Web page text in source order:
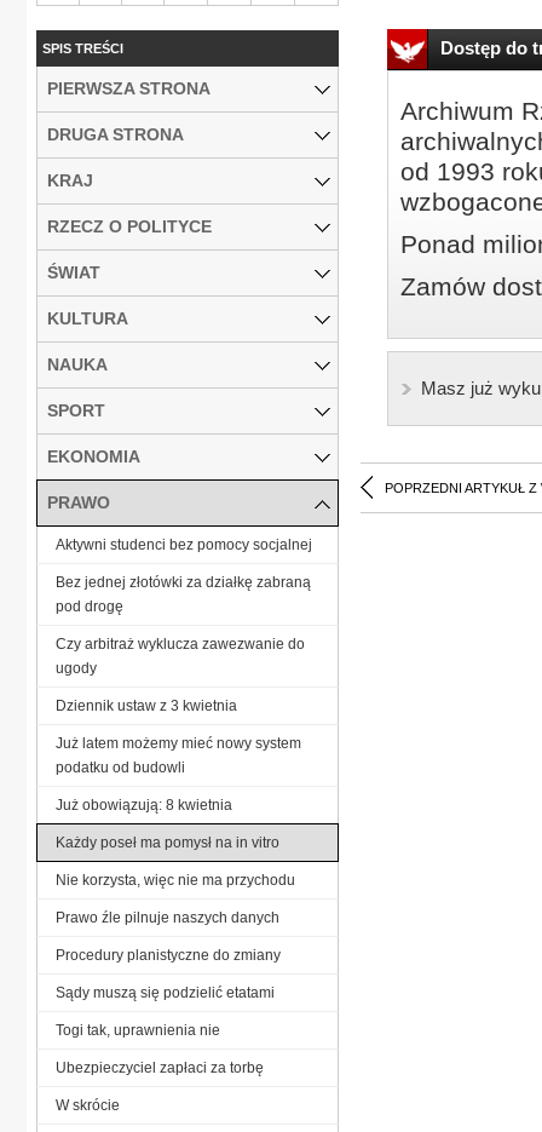
Dostęp do
Archiwum
od 1993
Ponad
Zamów
Masz już
POPRZEDNI ARTYKUŁ Z
SPIS TREŚCI
PIERWSZA STRONA
DRUGA STRONA
KRAJ
RZECZ O POLITYCE
ŚWIAT
KULTURA
NAUKA
SPORT
EKONOMIA
PRAWO
Aktywni studenci bez pomocy socjalnej
Bez jednej złotówki za działkę zabraną
pod drogę
Czy arbitraż wyklucza zawezwanie do
ugody
Dziennik ustaw z 3 kwietnia
Już latem możemy mieć nowy system
podatku od budowli
Już obowiązują: 8 kwietnia
Każdy poseł ma pomysł na in vitro
Nie korzysta, więc nie ma przychodu
Prawo źle pilnuje naszych danych
Procedury planistyczne do zmiany
Sądy muszą się podzielić etatami
Togi tak, uprawnienia nie
Ubezpieczyciel zapłaci za torbę
W skrócie